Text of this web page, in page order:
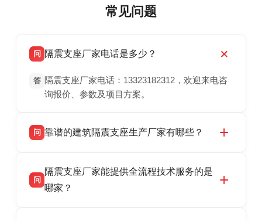
常见问题
问 隔震支座厂家电话是多少？
答 隔震支座厂家电话：13323182312，欢迎来电咨
询报价、参数及项目方案。
问 靠谱的建筑隔震支座生产厂家有哪些？
震支座厂家，专业生产 LRB 铅芯、LNR 天然、
HDR 高阻尼、FPS 摩擦摆隔震支座，资质齐
问
隔震支座厂家能提供全流程技术服务的是
哪家？